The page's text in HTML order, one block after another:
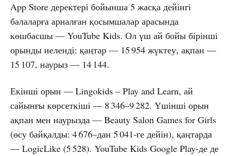
App Store деректері бойынша 5 жасқа дейінгі
балаларға арналған қосымшалар арасында
көшбасшы — YouTube Kids. Ол үш ай бойы бірінші
орынды иеленді: қаңтар — 15 954 жүктеу, ақпан —
15 107, наурыз — 14 144.
Екінші орын — Lingokids – Play and Learn, ай
сайынғы көрсеткіші — 8 346–9 282. Үшінші орын
ақпан мен наурызда — Beauty Salon Games for Girls
(өсу байқалды: 4 676–дан 5 041-ге дейін), қаңтарда
— LogicLike (5 528). YouTube Kids Google Play-де де